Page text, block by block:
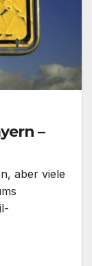
–
aber viele